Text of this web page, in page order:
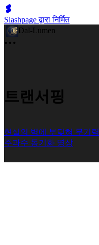
Slashpage द्वारा निर्मित
Dal-Lumen
트랜서핑
현실의 벽에 부딪혀 무기
주파수 동기화 명상